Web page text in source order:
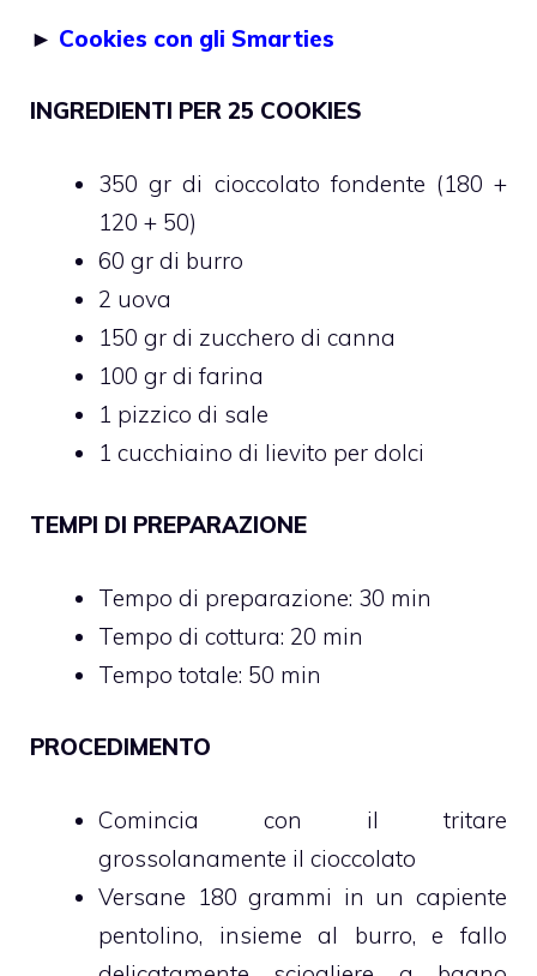
► Cookies con gli Smarties
INGREDIENTI PER 25 COOKIES
350 gr di cioccolato fondente (180 +
120 + 50)
60 gr di burro
2 uova
150 gr di zucchero di canna
100 gr di farina
1 pizzico di sale
1 cucchiaino di lievito per dolci
TEMPI DI PREPARAZIONE
Tempo di preparazione: 30 min
Tempo di cottura: 20 min
Tempo totale: 50 min
PROCEDIMENTO
Comincia con il tritare
grossolanamente il cioccolato
Versane 180 grammi in un capiente
pentolino, insieme al burro, e fallo